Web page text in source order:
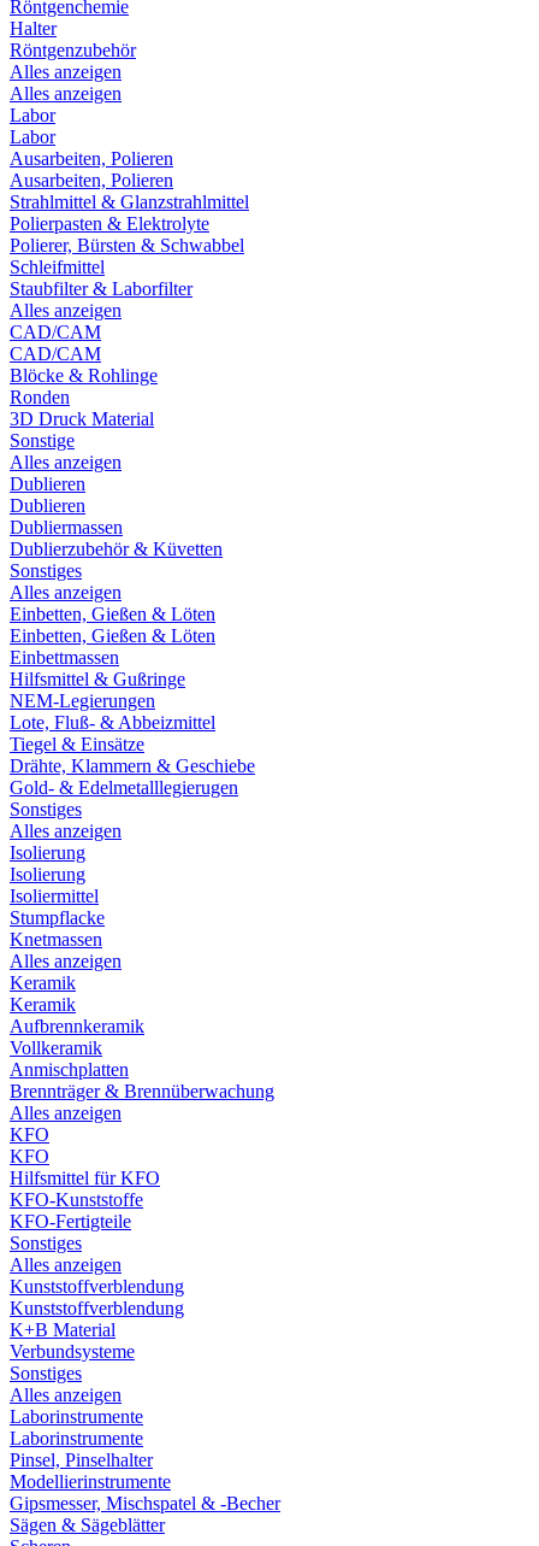
Röntgenchemie
Halter
Röntgenzubehör
Alles anzeigen
Alles anzeigen
Labor
Labor
Ausarbeiten, Polieren
Ausarbeiten, Polieren
Strahlmittel & Glanzstrahlmittel
Polierpasten & Elektrolyte
Polierer, Bürsten & Schwabbel
Schleifmittel
Staubfilter & Laborfilter
Alles anzeigen
CAD/CAM
CAD/CAM
Blöcke & Rohlinge
Ronden
3D Druck Material
Sonstige
Alles anzeigen
Dublieren
Dublieren
Dubliermassen
Dublierzubehör & Küvetten
Sonstiges
Alles anzeigen
Einbetten, Gießen & Löten
Einbetten, Gießen & Löten
Einbettmassen
Hilfsmittel & Gußringe
NEM-Legierungen
Lote, Fluß- & Abbeizmittel
Tiegel & Einsätze
Drähte, Klammern & Geschiebe
Gold- & Edelmetalllegierugen
Sonstiges
Alles anzeigen
Isolierung
Isolierung
Isoliermittel
Stumpflacke
Knetmassen
Alles anzeigen
Keramik
Keramik
Aufbrennkeramik
Vollkeramik
Anmischplatten
Brennträger & Brennüberwachung
Alles anzeigen
KFO
KFO
Hilfsmittel für KFO
KFO-Kunststoffe
KFO-Fertigteile
Sonstiges
Alles anzeigen
Kunststoffverblendung
Kunststoffverblendung
K+B Material
Verbundsysteme
Sonstiges
Alles anzeigen
Laborinstrumente
Laborinstrumente
Pinsel, Pinselhalter
Modellierinstrumente
Gipsmesser, Mischspatel & -Becher
Sägen & Sägeblätter